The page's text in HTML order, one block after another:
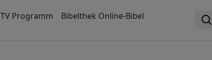
TV Programm Bibelthek Online-Bibel